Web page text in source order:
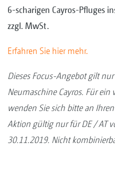
6-scharigen Cayros-Pfluges
zzgl. MwSt.
Erfahren Sie hier mehr.
Dieses Focus-Angebot gilt
Neumaschine Cayros. Für
wenden Sie sich bitte an
Aktion gültig nur für DE / AT
30.11.2019. Nicht